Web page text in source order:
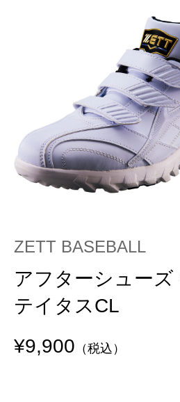
ZETT BASEBALL
アフターシューズ
テイタスCL
¥9,900 （税込）